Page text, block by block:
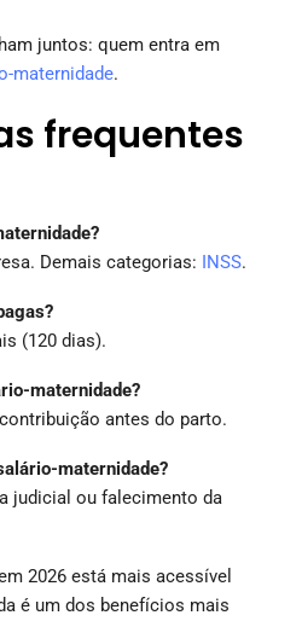
juntos: quem entra em
maternidade.
frequentes
Demais categorias: INSS.
(120 dias).
maternidade?
antes do parto.
maternidade?
judicial ou falecimento da
2026 está mais acessível
é um dos benefícios mais